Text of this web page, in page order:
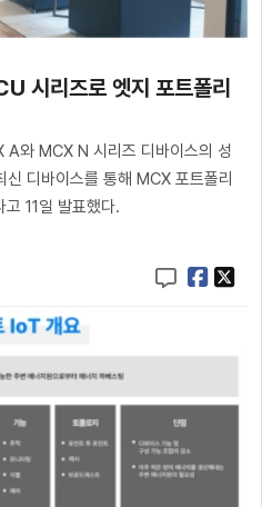
시리즈로 엣지 포트폴리
A와 MCX N 시리즈 디바이스의 성
디바이스를 통해 MCX 포트폴리
11일 발표했다.